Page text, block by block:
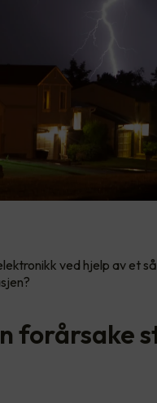
ved hjelp av et
forårsake